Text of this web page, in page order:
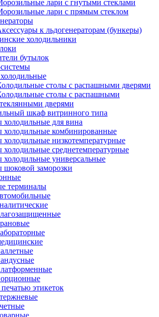
лари с гнутыми стеклами
лари с прямым стеклом
к льдогенераторам (бункеры)
холодильники
бутылок
столы с распашными дверями
столы с распашными
дверями
шкаф витринного типа
для вина
комбинированные
низкотемпературные
среднетемпературные
универсальные
заморозки
терминалы
этикеток